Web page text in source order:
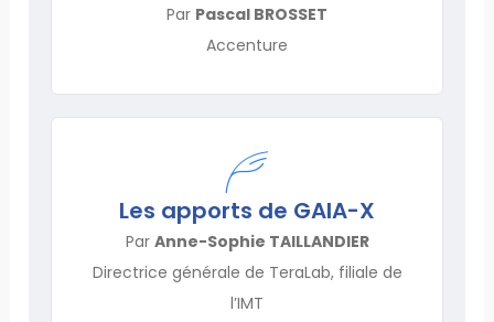
Par Pascal BROSSET
Accenture
Les apports de GAIA-X
Par Anne-Sophie TAILLANDIER
Directrice générale de TeraLab, filiale de
l’IMT